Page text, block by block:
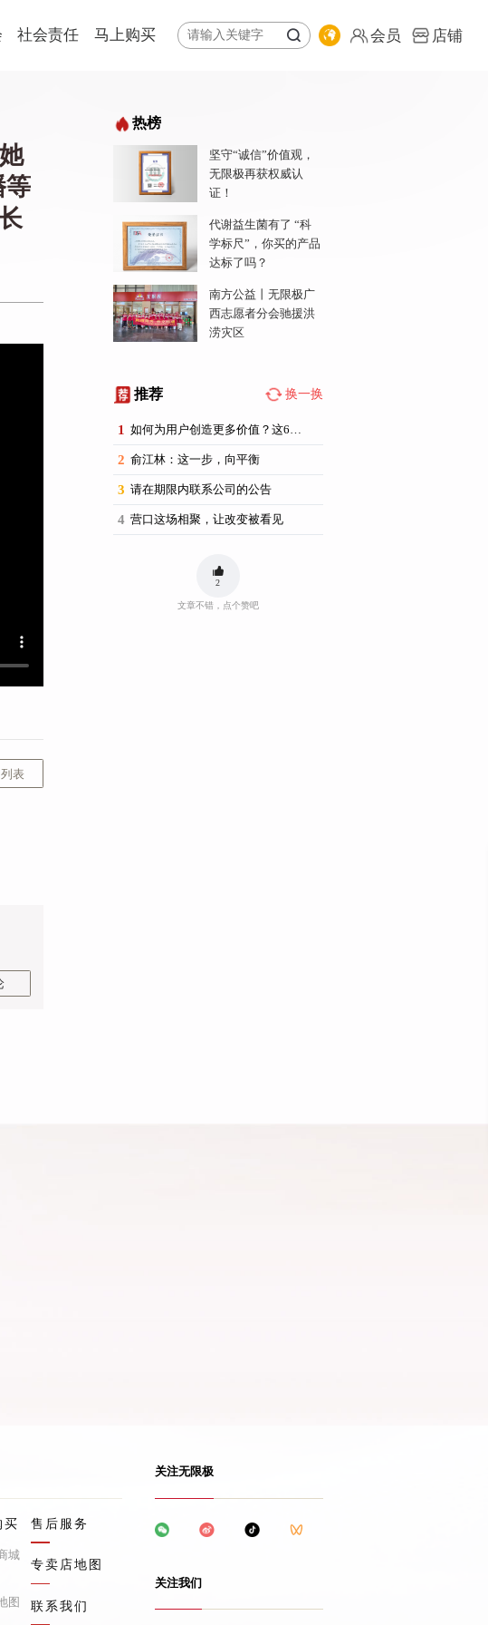
社会责任
思利及人公益基金会
企业社会责任报告
马上购买
全球购
专卖店地图
会员 店铺
等
表
热榜
坚守“诚信”价值观，
无限极再获权威认
证！
代谢益生菌有了 “科
学标尺”，你买的产品
达标了吗？
南方公益丨无限极广
西志愿者分会驰援洪
涝灾区
推荐 换一换
1 如何为用户创造更多价值？这6场思享荟提供了新思路
2 俞江林：这一步，向平衡
3 请在期限内联系公司的公告
4 营口这场相聚，让改变被看见
2
文章不错，点个赞吧
买
城
图
售后服务
专卖店地图
联系我们
关注无限极
关注我们